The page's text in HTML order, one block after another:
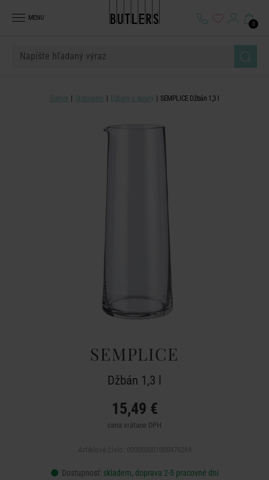
MENU
0
Domov Stolovanie Džbány a karafy SEMPLICE Džbán 1,3 l
SEMPLICE
Džbán 1,3 l
15,49 €
cena vrátane DPH
Dostupnosť: skladem, doprava 2-5 pracovné dni